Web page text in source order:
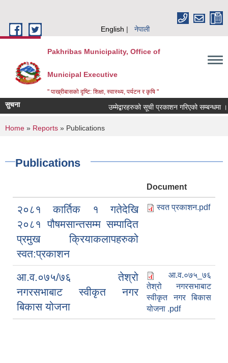
English नेपाली
Pakhribas Municipality, Office of
Municipal Executive
" पाख्रीबासको दृष्टि: शिक्षा, स्वास्थ्य, पर्यटन र कृषि "
सुचना उम्मेद्बारहरुको सूची प्रकाशन गरिएको सम्बन्धमा ।
You are here
Home » Reports » Publications
Publications
Document
२०८१ कार्तिक १ गतेदेखि
२०८१ पौषमसान्तसम्म सम्पादित
प्रमुख क्रियाकलापहरुको
स्वत:प्रकाशन
स्वत प्रकाशन.pdf
आ.व.०७५/७६ तेश्रो
नगरसभाबाट स्वीकृत नगर
बिकास योजना
आ.व.०७५_७६
तेश्रो नगरसभाबाट
स्वीकृत नगर बिकास
योजना .pdf